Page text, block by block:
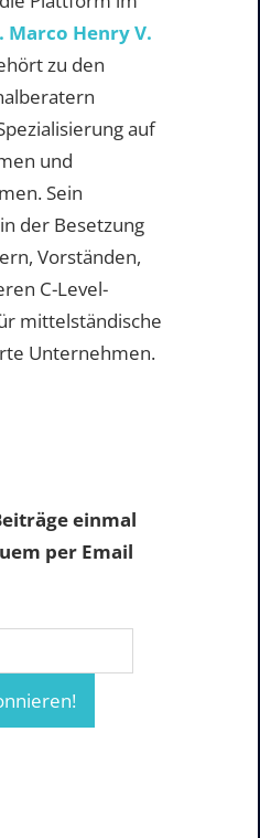
Marco Henry V.
zu den
auf
und
Sein
der Besetzung
Vorständen,
C-Level-
mittelständische
Unternehmen.
einmal
per Email